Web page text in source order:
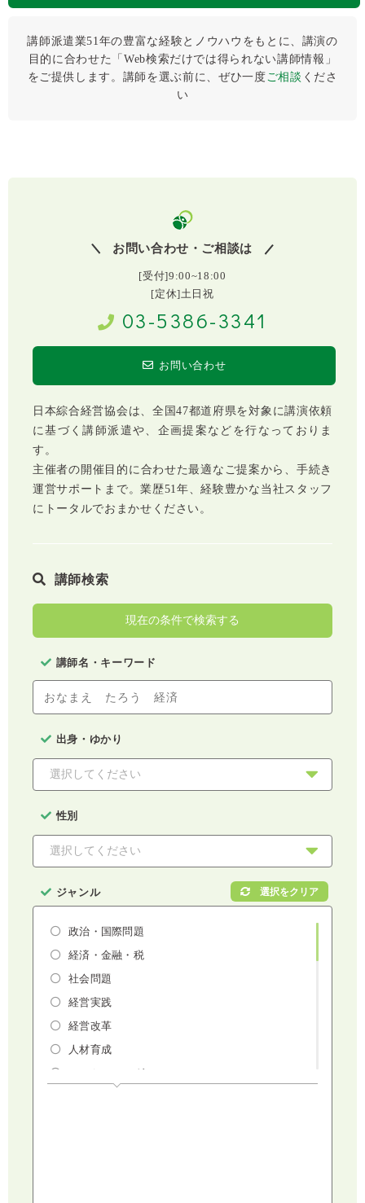
講師派遣業51年の豊富な経験とノウハウをもとに、講演の
目的に合わせた「Web検索だけでは得られない講師情報」
をご提供します。講師を選ぶ前に、ぜひ⼀度ご相談 くださ
い
お問い合わせ・ご相談は
[受付]9:00~18:00
[定休]土日祝
03-5386-3341
お問い合わせ
日本綜合経営協会は、全国47都道府県を対象に講演依頼
に基づく講師派遣や、企画提案などを行なっておりま
す。
主催者の開催目的に合わせた最適なご提案から、手続き
運営サポートまで。業歴51年、経験豊かな当社スタッフ
にトータルでおまかせください。
講師検索
現在の条件で検索する
講師名・キーワード
出身・ゆかり
性別
ジャンル
政治・国際問題
経済・金融・税
社会問題
経営実践
経営改革
人材育成
マーケティング